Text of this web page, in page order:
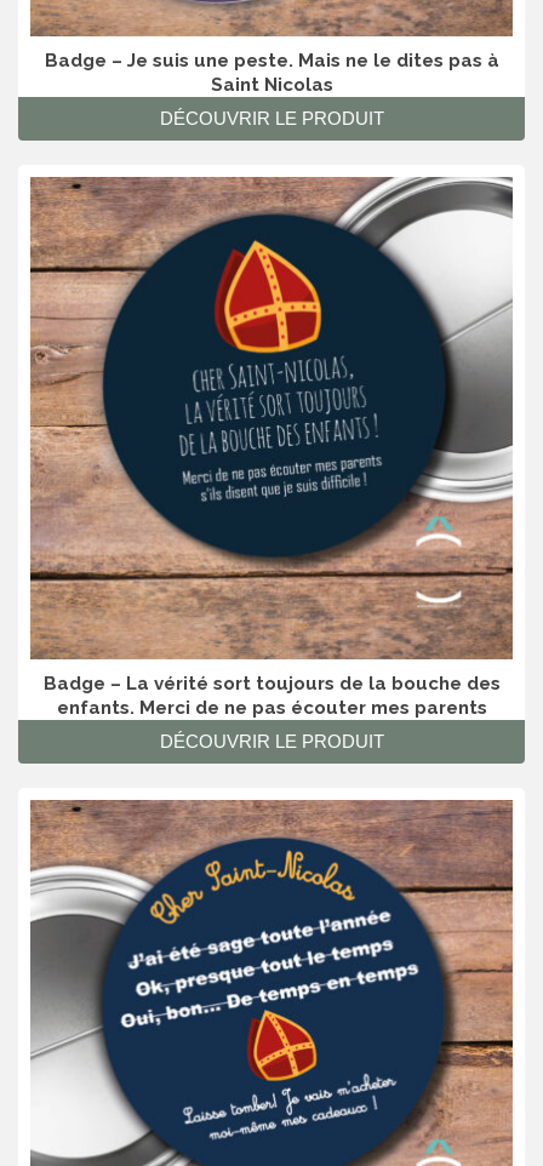
Badge – Je suis une peste. Mais ne le dites pas à
Saint Nicolas
DÉCOUVRIR LE PRODUIT
Badge – La vérité sort toujours de la bouche des
enfants. Merci de ne pas écouter mes parents
DÉCOUVRIR LE PRODUIT